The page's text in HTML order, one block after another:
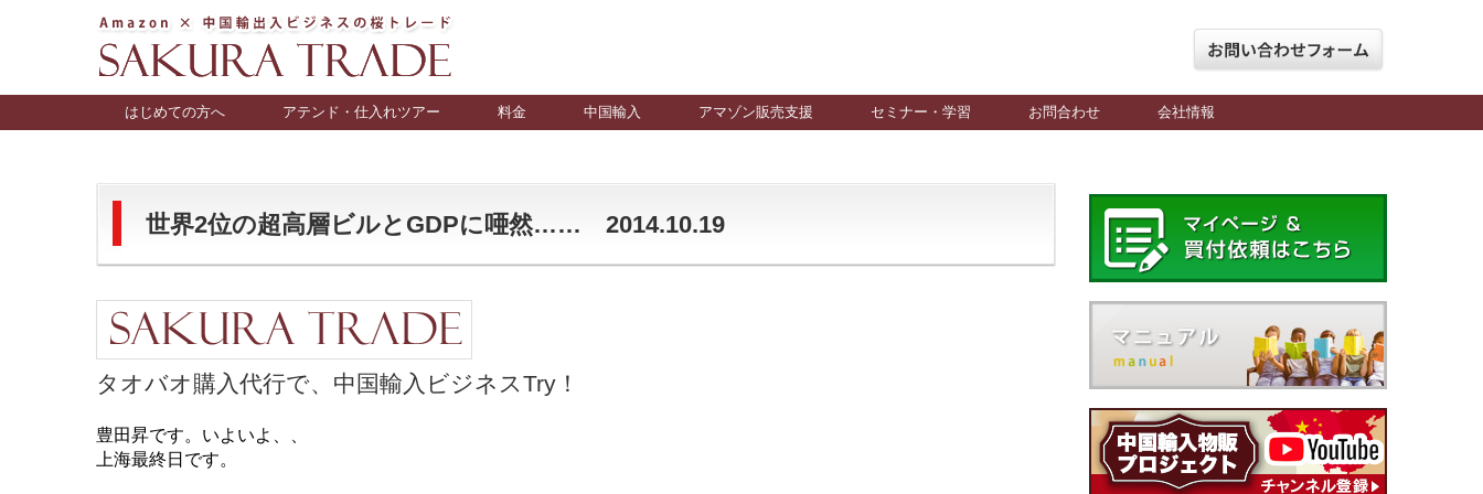
はじめての方へ アテンド・仕入れツアー 料金 中国輸入 アマゾン販売支援 セミナー・学習 お問合わせ 会社情報
世界2位の超高層ビルとGDPに唖然…… 2014.10.19
タオバオ購入代行で、中国輸入ビジネスTry！
豊田昇です。いよいよ、、
上海最終日です。